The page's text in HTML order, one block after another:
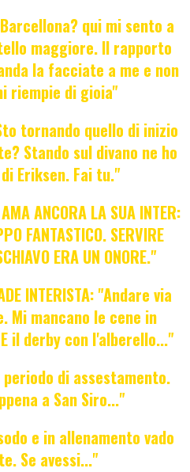
qui mi sento a
maggiore. Il rapporto
la facciate a me e non
riempie di gioia"
tornando quello di inizio
Stando sul divano ne ho
Eriksen. Fai tu."
ANCORA LA SUA INTER:
FANTASTICO. SERVIRE
ERA UN ONORE."
INTERISTA: "Andare via
Mi mancano le cene in
il derby con l'alberello..."
periodo di assestamento.
a San Siro..."
e in allenamento vado
Se avessi..."